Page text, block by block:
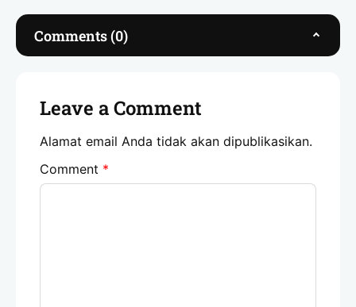
Comments (0)
Leave a Comment
Alamat email Anda tidak akan dipublikasikan.
Comment *